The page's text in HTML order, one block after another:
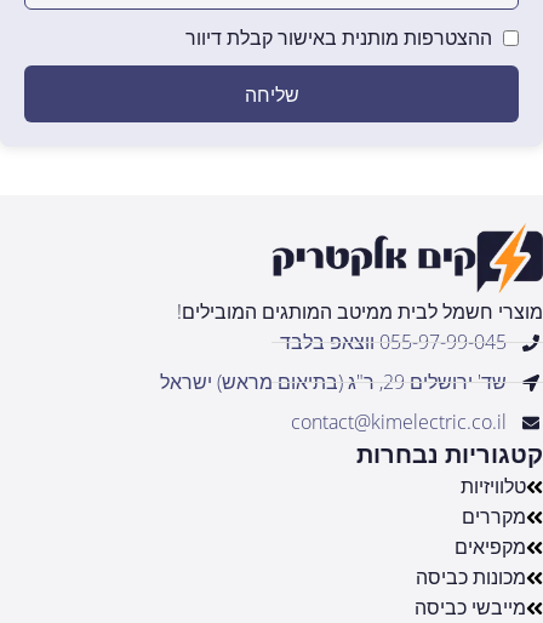
ההצטרפות מותנית באישור קבלת דיוור
שליחה
מוצרי חשמל לבית ממיטב המותגים המובילים!
055-97-99-045 ווצאפ בלבד
שד' ירושלים 29, ר"ג (בתיאום מראש) ישראל
contact@kimelectric.co.il
קטגוריות נבחרות
טלוויזיות
מקררים
מקפיאים
מכונות כביסה
מייבשי כביסה